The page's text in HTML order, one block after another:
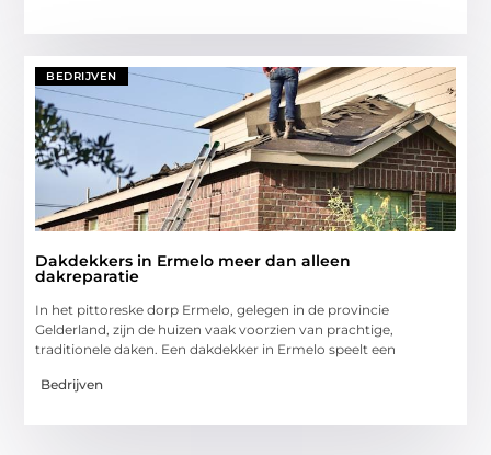
BEDRIJVEN
Dakdekkers in Ermelo meer dan alleen
dakreparatie
In het pittoreske dorp Ermelo, gelegen in de provincie
Gelderland, zijn de huizen vaak voorzien van prachtige,
traditionele daken. Een dakdekker in Ermelo speelt een
Bedrijven